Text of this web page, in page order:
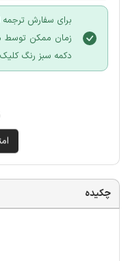
برای سفارش ترجمه
زمان ممکن توسط
دکمه سبز رنگ کلیک
چکیده